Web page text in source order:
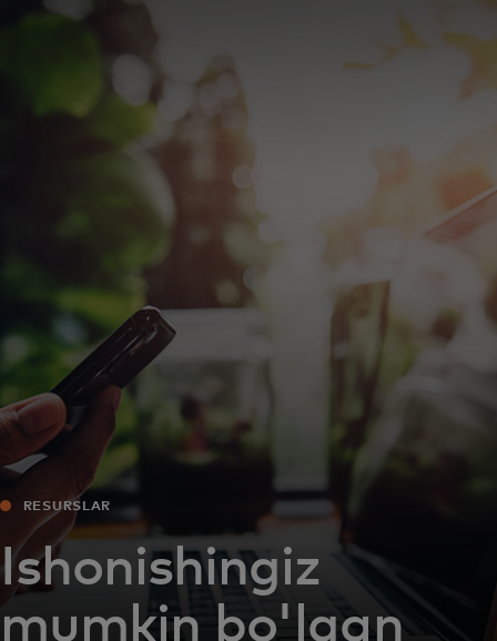
Siz uchun
Biznes uchun
Butun dunyo uchun
Innovatorlar uchun
Yangiliklar va trendlar
RESURSLAR
Ishonishingiz
mumkin bo'lgan